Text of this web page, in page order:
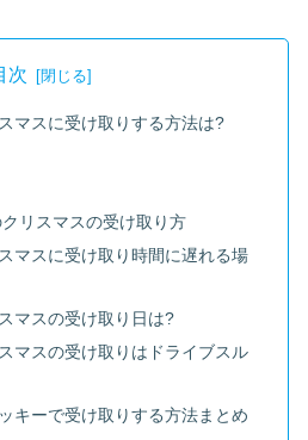
次
マスに受け取りする方法は?
リスマスの受け取り方
マスに受け取り時間に遅れる場
マスの受け取り日は?
マスの受け取りはドライブスル
キーで受け取りする方法まとめ